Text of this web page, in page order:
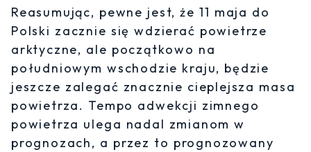
Reasumując, pewne jest, że 11 maja do
Polski zacznie się wdzierać powietrze
arktyczne, ale początkowo na
południowym wschodzie kraju, będzie
jeszcze zalegać znacznie cieplejsza masa
powietrza. Tempo adwekcji zimnego
powietrza ulega nadal zmianom w
prognozach, a przez to prognozowany